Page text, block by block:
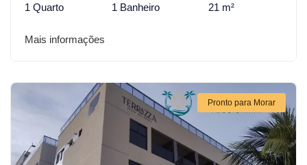
1 Quarto 1 Banheiro 21 m²
Mais informações
Pronto para Morar